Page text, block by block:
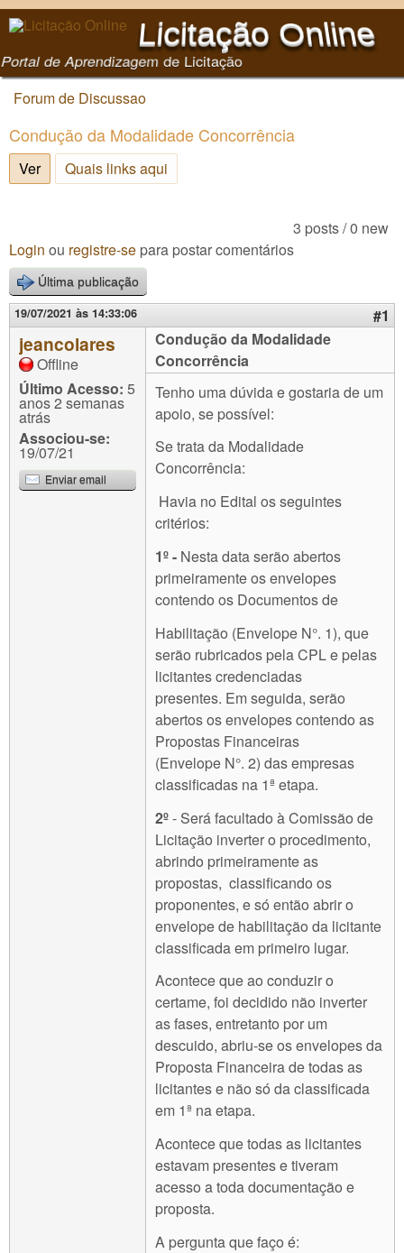
Pular para o conteúdo
principal
Licitação Online
Portal de Aprendizagem de Licitação
Você está aqui
Forum de Discussao
Condução da Modalidade Concorrência
Ver(aba ativa)
Quais links aqui
3 posts / 0 new
Login ou registre-se para postar comentários
Última publicação
19/07/2021 às 14:33:06 #1
jeancolares
Offline
Último Acesso: 5
anos 2 semanas
atrás
Associou-se:
19/07/21
Enviar email
Condução da Modalidade
Concorrência
Tenho uma dúvida e gostaria de um
apoio, se possível:
Se trata da Modalidade
Concorrência:
Havia no Edital os seguintes
critérios:
1º - Nesta data serão abertos
primeiramente os envelopes
contendo os Documentos de
Habilitação (Envelope N°. 1), que
serão rubricados pela CPL e pelas
licitantes credenciadas
presentes. Em seguida, serão
abertos os envelopes contendo as
Propostas Financeiras
(Envelope N°. 2) das empresas
classificadas na 1ª etapa.
2º- Será facultado à Comissão de
Licitação inverter o procedimento,
abrindo primeiramente as
propostas, classificando os
proponentes, e só então abrir o
envelope de habilitação da licitante
classificada em primeiro lugar.
Acontece que ao conduzir o
certame, foi decidido não inverter
as fases, entretanto por um
descuido, abriu-se os envelopes da
Proposta Financeira de todas as
licitantes e não só da classificada
em 1ª na etapa.
Acontece que todas as licitantes
estavam presentes e tiveram
acesso a toda documentação e
proposta.
A pergunta que faço é: